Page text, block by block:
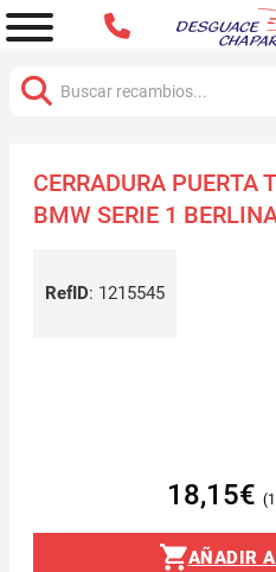
CERRADURA PUERTA
BMW SERIE 1
RefID: 1215545
18,15€
AÑADIR